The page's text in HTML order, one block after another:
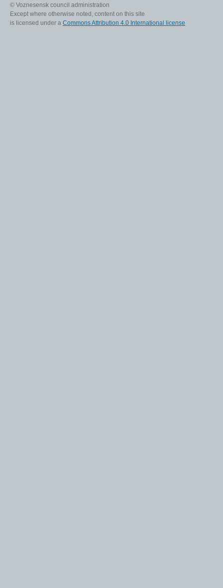
© Voznesensk council administration
Except where otherwise noted, content on this site
is licensed under a Commons Attribution 4.0 International license